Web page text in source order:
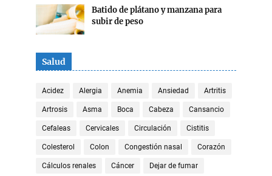
Batido de plátano y manzana para
subir de peso
Salud
Acidez Alergia Anemia Ansiedad Artritis
Artrosis Asma Boca Cabeza Cansancio
Cefaleas Cervicales Circulación Cistitis
Colesterol Colon Congestión nasal Corazón
Cálculos renales Cáncer Dejar de fumar